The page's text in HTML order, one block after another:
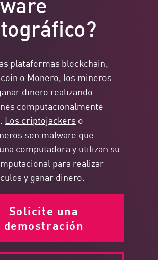
plataformas blockchain,
o Monero, los mineros
dinero realizando
computacionalmente
Los criptojackers o
son malware que
computadora y utilizan su
para realizar
y ganar dinero.
Solicite una
demostración